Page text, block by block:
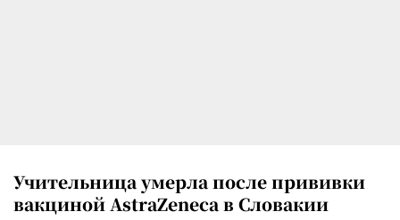
Учительница умерла после прививки
вакциной AstraZeneca в Словакии